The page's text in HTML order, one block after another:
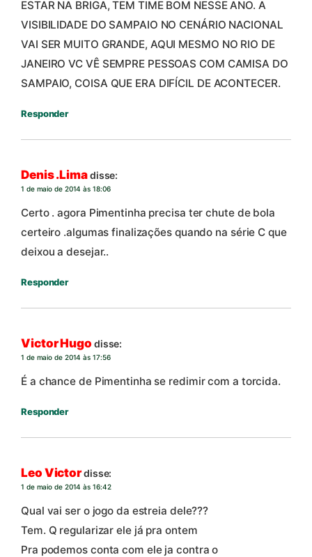
ESTAR NA BRIGA, TEM TIME BOM NESSE ANO. A
VISIBILIDADE DO SAMPAIO NO CENÁRIO NACIONAL
VAI SER MUITO GRANDE, AQUI MESMO NO RIO DE
JANEIRO VC VÊ SEMPRE PESSOAS COM CAMISA DO
SAMPAIO, COISA QUE ERA DIFÍCIL DE ACONTECER.
Responder
Denis .Limadisse:
1 de maio de 2014 às 18:06
Certo . agora Pimentinha precisa ter chute de bola
certeiro .algumas finalizações quando na série C que
deixou a desejar..
Responder
Victor Hugo disse:
1 de maio de 2014 às 17:56
É a chance de Pimentinha se redimir com a torcida.
Responder
Leo Victordisse:
1 de maio de 2014 às 16:42
Qual vai ser o jogo da estreia dele???
Tem. Q regularizar ele já pra ontem
Pra podemos conta com ele ja contra o